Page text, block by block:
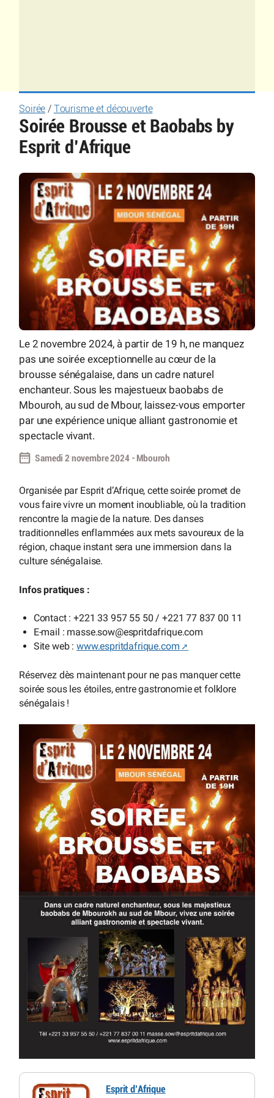
Soirée / Tourisme et découverte
Soirée Brousse et Baobabs by
Esprit d’Afrique
Le 2 novembre 2024, à partir de 19 h, ne manquez
pas une soirée exceptionnelle au cœur de la
brousse sénégalaise, dans un cadre naturel
enchanteur. Sous les majestueux baobabs de
Mbouroh, au sud de Mbour, laissez-vous emporter
par une expérience unique alliant gastronomie et
spectacle vivant.
Samedi 2 novembre 2024 - Mbouroh
Organisée par Esprit d’Afrique, cette soirée promet de
vous faire vivre un moment inoubliable, où la tradition
rencontre la magie de la nature. Des danses
traditionnelles enflammées aux mets savoureux de la
région, chaque instant sera une immersion dans la
culture sénégalaise.
Infos pratiques :
Contact : +221 33 957 55 50 / +221 77 837 00 11
E-mail : masse.sow@espritdafrique.com
Site web : www.espritdafrique.com
Réservez dès maintenant pour ne pas manquer cette
soirée sous les étoiles, entre gastronomie et folklore
sénégalais !
Esprit d’Afrique